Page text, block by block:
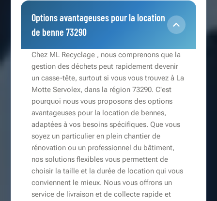
Options avantageuses pour la location
de benne 73290
Chez ML Recyclage , nous comprenons que la
gestion des déchets peut rapidement devenir
un casse-tête, surtout si vous vous trouvez à La
Motte Servolex, dans la région 73290. C'est
pourquoi nous vous proposons des options
avantageuses pour la location de bennes,
adaptées à vos besoins spécifiques. Que vous
soyez un particulier en plein chantier de
rénovation ou un professionnel du bâtiment,
nos solutions flexibles vous permettent de
choisir la taille et la durée de location qui vous
conviennent le mieux. Nous vous offrons un
service de livraison et de collecte rapide et